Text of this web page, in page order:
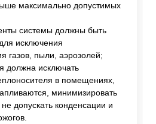
максимально допустимых
системы должны быть
исключения
газов, пыли, аэрозолей;
должна исключать
в помещениях,
минимизировать
допускать конденсации и